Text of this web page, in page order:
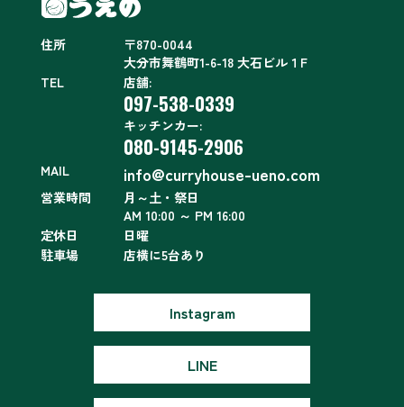
住所
〒870-0044
大分市舞鶴町1-6-18 大石ビル１F
TEL
店舗:
097-538-0339
キッチンカー:
080-9145-2906
MAIL info@curryhouse-ueno.com
営業時間
月～土・祭日
AM 10:00 ～ PM 16:00
定休日
日曜
駐車場
店横に5台あり
Instagram
LINE